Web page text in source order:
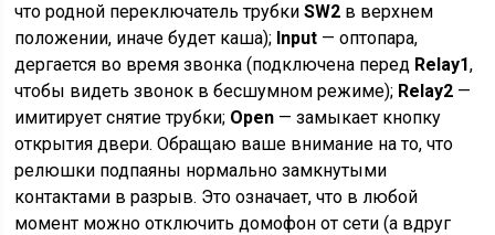
что родной переключатель трубкиSW2 в верхнем
положении, иначе будет каша); Input — оптопара,
дергается во время звонка (подключена перед Relay1,
чтобы видеть звонок в бесшумном режиме); Relay2 —
имитирует снятие трубки; Open — замыкает кнопку
открытия двери. Обращаю ваше внимание на то, что
релюшки подпаяны нормально замкнутыми
контактами в разрыв. Это означает, что в любой
момент можно отключить домофон от сети (а вдруг